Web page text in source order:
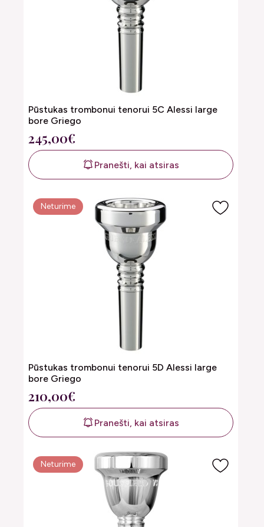
Pūstukas trombonui tenorui 5C Alessi large
bore Griego
245,00€
Pranešti, kai atsiras
Neturime
Pūstukas trombonui tenorui 5D Alessi large
bore Griego
210,00€
Pranešti, kai atsiras
Neturime